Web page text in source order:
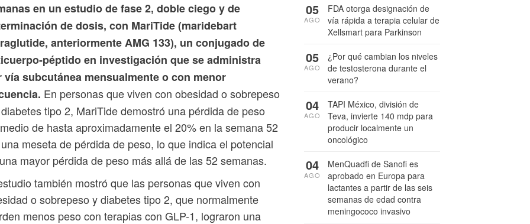
en un estudio de fase 2, doble ciego y de
de dosis, con MariTide (maridebart
anteriormente AMG 133), un conjugado de
péptido en investigación que se administra
vía subcutánea mensualmente o con menor
En personas que viven con obesidad o sobrepeso
tipo 2, MariTide demostró una pérdida de peso
de hasta aproximadamente el 20% en la semana 52
meseta de pérdida de peso, lo que indica el potencial
mayor pérdida de peso más allá de las 52 semanas.
también mostró que las personas que viven con
o sobrepeso y diabetes tipo 2, que normalmente
menos peso con terapias con GLP-1, lograron una
FDA otorga designación de
vía rápida a terapia celular de
Xellsmart para Parkinson
05
AGO
¿Por qué cambian los niveles
de testosterona durante el
verano?
05
AGO
TAPI México, división de
Teva, invierte 140 mdp para
producir localmente un
oncológico
04
AGO
MenQuadfi de Sanofi es
aprobado en Europa para
lactantes a partir de las seis
semanas de edad contra
meningococo invasivo
04
AGO